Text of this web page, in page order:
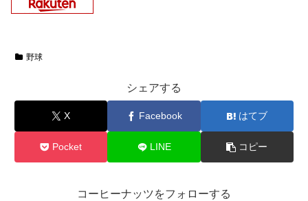
野球
シェアする
X Facebook はてブ
Pocket LINE コピー
コーヒーナッツをフォローする